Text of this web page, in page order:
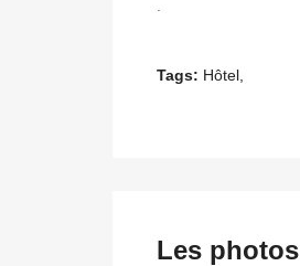
Tags: Hôtel,
Les photos